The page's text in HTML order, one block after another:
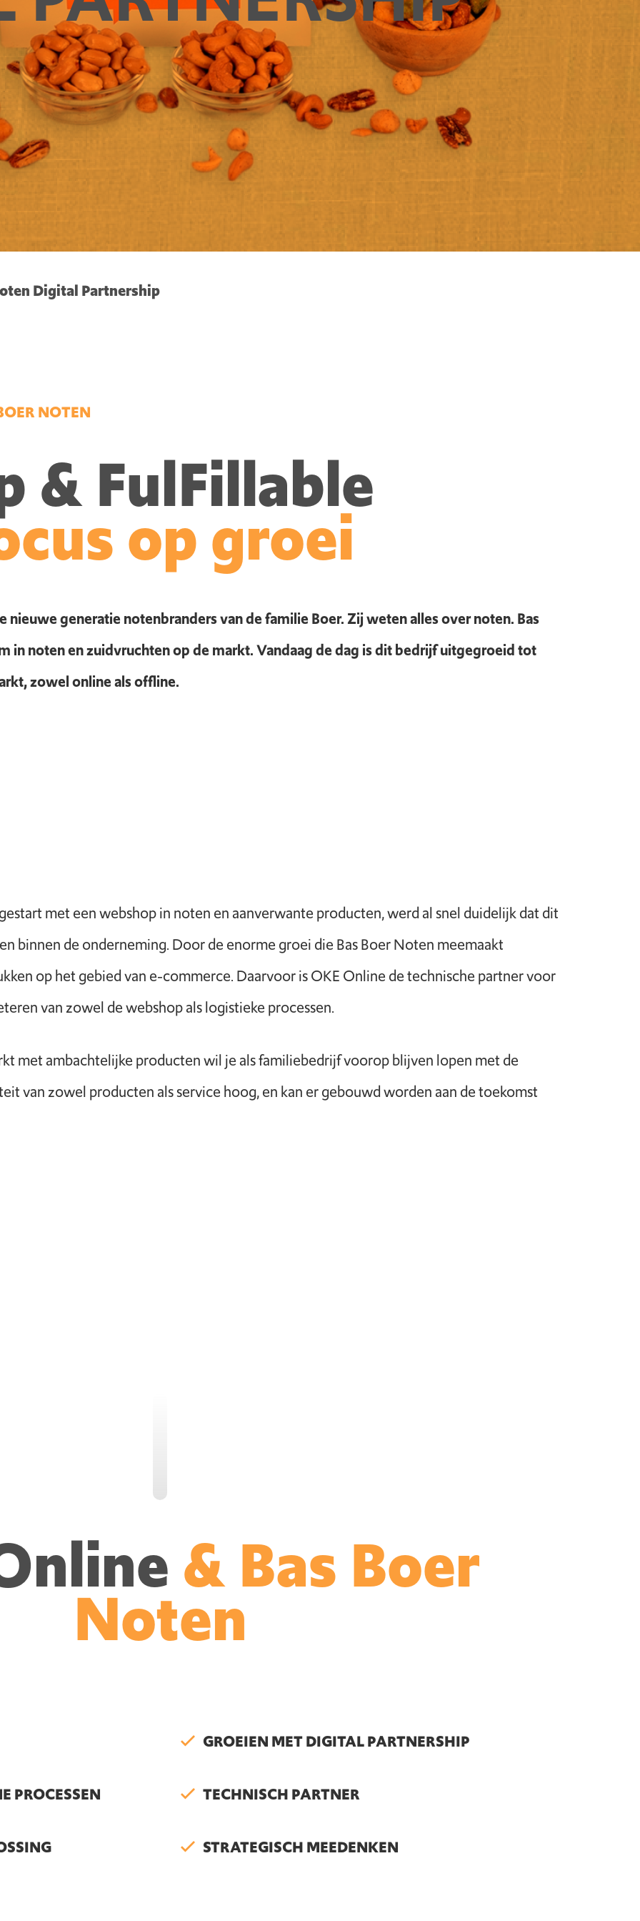
Digital Partnership
NOTEN
& FulFillable
op groei
nieuwe generatie notenbranders van de familie Boer. Zij weten alles over noten. Bas
in noten en zuidvruchten op de markt. Vandaag de dag is dit bedrijf uitgegroeid tot
zowel online als offline.
met een webshop in noten en aanverwante producten, werd al snel duidelijk dat dit
binnen de onderneming. Door de enorme groei die Bas Boer Noten meemaakt
op het gebied van e-commerce. Daarvoor is OKE Online de technische partner voor
van zowel de webshop als logistieke processen.
met ambachtelijke producten wil je als familiebedrijf voorop blijven lopen met de
van zowel producten als service hoog, en kan er gebouwd worden aan de toekomst
& Bas Boer
Noten
GROEIEN MET DIGITAL PARTNERSHIP
PROCESSEN TECHNISCH PARTNER
STRATEGISCH MEEDENKEN